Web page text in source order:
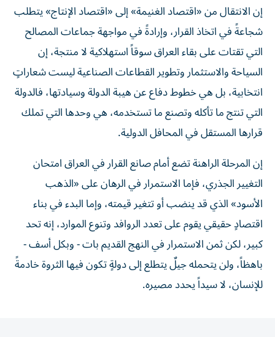
إن الانتقال من «اقتصاد الغنيمة» إلى «اقتصاد الإنتاج» يتطلب
شجاعةً في اتخاذ القرار، وإرادةً في مواجهة جماعات المصالح
التي تقتات على بقاء العراق سوقاً استهلاكية لا منتجة، إن
السياحة والاستثمار وتطوير القطاعات الصناعية ليست شعاراتٍ
انتخابية، بل هي خطوط دفاع عن هيبة الدولة وسيادتها، فالدولة
التي تنتج ما تأكله وتصنع ما تستخدمه، هي وحدها التي تملك
قرارها المستقل في المحافل الدولية.
إن المرحلة الراهنة تضع أمام صانع القرار في العراق امتحان
التغيير الجذري، فإما الاستمرار في الرهان على «الذهب
الأسود» الذي قد ينضب أو تتغير قيمته، وإما البدء في بناء
اقتصادٍ حقيقي يقوم على تعدد الروافد وتنوع الموارد، إنه تحد
كبير، لكن ثمن الاستمرار في النهج القديم بات - وبكل أسف -
باهظاً، ولن يتحمله جيلٌ يتطلع إلى دولةٍ تكون فيها الثروة خادمةً
للإنسان، لا سيداً يحدد مصيره.